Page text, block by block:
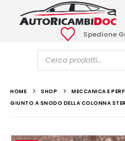
Spedione
Ricerca
prodotti
HOME SHOP
MECCANICA E
GIUNTO A SNODO DELLA COLONNA